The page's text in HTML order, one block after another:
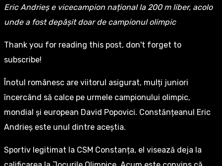
Eric Andrieș e vicecampion național la 200 m liber, acolo
unde a fost depășit doar de campionul olimpic
Thank you for reading this post, don't forget to
subscribe!
Înotul românesc are viitorul asigurat, mulți juniori
încercând să calce pe urmele campionului olimpic,
mondial și european David Popovici. Constănțeanul Eric
Andrieș este unul dintre aceștia.
Sportiv legitimat la CSM Constanța, el visează deja la